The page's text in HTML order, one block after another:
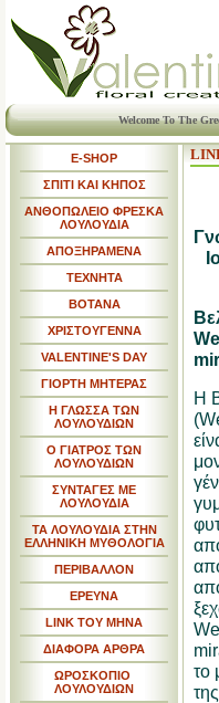
Welcome To The
E-SHOP
ΣΠΙΤΙ ΚΑΙ ΚΗΠΟΣ
ΑΝΘΟΠΩΛΕΙΟ ΦΡΕΣΚΑ
ΛΟΥΛΟΥΔΙΑ
ΑΠΟΞΗΡΑΜΕΝΑ
ΤΕΧΝΗΤΑ
ΒΟΤΑΝΑ
ΧΡΙΣΤΟΥΓΕΝΝΑ
VALENTINE'S DAY
ΓΙΟΡΤΗ ΜΗΤΕΡΑΣ
Η ΓΛΩΣΣΑ ΤΩΝ
ΛΟΥΛΟΥΔΙΩΝ
Ο ΓΙΑΤΡΟΣ ΤΩΝ
ΛΟΥΛΟΥΔΙΩΝ
ΣΥΝΤΑΓΕΣ ΜΕ
ΛΟΥΛΟΥΔΙΑ
ΤΑ ΛΟΥΛΟΥΔΙΑ ΣΤΗΝ
ΕΛΛΗΝΙΚΗ ΜΥΘΟΛΟΓΙΑ
ΠΕΡΙΒΑΛΛΟΝ
ΕΡΕΥΝΑ
LINK TOY MHNA
ΔΙΑΦΟΡΑ ΑΡΘΡΑ
ΩΡΟΣΚΟΠΙΟ
ΛΟΥΛΟΥΔΙΩΝ
Η
το